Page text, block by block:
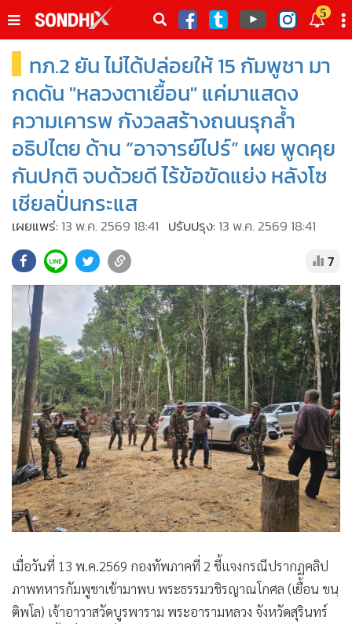
ดต
5
หน้าหลัก
SondhiX
• World Talk
• Sondhitalk
• ผู้เฒ่าเล่าเรื่อง
• ข่าวลึกปมลับ
• Exclusive Health
• ผู้จัดกวน
ข่าวอัพเดต
• เศรษฐกิจ-ธุรกิจ
•
สังคม-โซเชียล
ทภ.2 ยัน ไม่ได้ปล่อยให้ 15 กัมพูชา มา
กดดัน "หลวงตาเยื้อน" แค่มาแสดง
ความเคารพ กังวลสร้างถนนรุกล้ำ
อธิปไตย ด้าน “อาจารย์ไปร์” เผย พูดคุย
กันปกติ จบด้วยดี ไร้ข้อขัดแย่ง หลังโซ
เชียลปั่นกระแส
เผยแพร่: 13 พ.ค. 2569 18:41 ปรับปรุง: 13 พ.ค. 2569 18:41
7
เมื่อวันที่ 13 พ.ค.2569 กองทัพภาคที่ 2 ชี้แจงกรณีปรากฏคลิป
ภาพทหารกัมพูชาเข้ามาพบ พระธรรมวชิรญาณโกศล (เยื้อน ขนฺ
ติพโล) เจ้าอาวาสวัดบูรพาราม พระอารามหลวง จังหวัดสุรินทร์